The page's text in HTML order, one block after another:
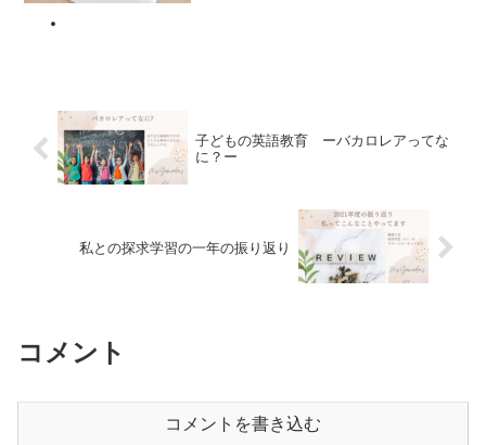
子どもの英語教育 ーバカロレアってな
に？ー
私との探求学習の一年の振り返り
コメント
コメントを書き込む